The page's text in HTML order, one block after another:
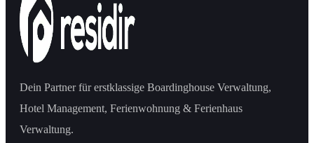
Dein Partner für erstklassige Boardinghouse Verwaltung,
Hotel Management, Ferienwohnung & Ferienhaus
Verwaltung.